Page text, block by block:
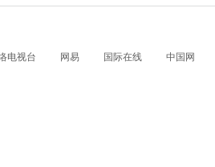
电视台 网易 国际在线 中国网